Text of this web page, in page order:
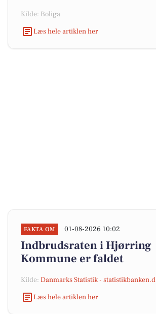
Kilde: Boliga
Læs hele artiklen her
FAKTA OM 01-08-2026 10:02
Indbrudsraten i Hjørring
Kommune er faldet
Kilde: Danmarks Statistik -
Læs hele artiklen her